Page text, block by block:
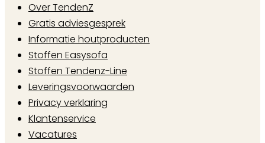
Over TendenZ
Gratis adviesgesprek
Informatie houtproducten
Stoffen Easysofa
Stoffen Tendenz-Line
Leveringsvoorwaarden
Privacy verklaring
Klantenservice
Vacatures